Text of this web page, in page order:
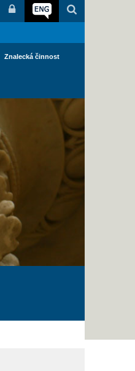
Znalecká činnost